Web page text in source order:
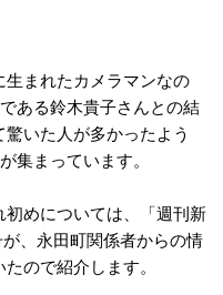
まれたカメラマンなの
ある鈴木貴子さんとの結
いた人が多かったよう
集まっています。
めについては、「週刊新
、永田町関係者からの情
ので紹介します。